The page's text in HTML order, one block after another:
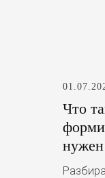
Что